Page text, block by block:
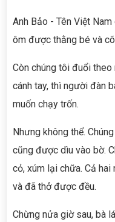
Anh Bảo - Tên Việt
ôm được thằng bé và
Còn chúng tôi đuổi
cánh tay, thì người đàn
muốn chạy trốn.
Nhưng không thể.
cũng được dìu vào bờ.
cỏ, xúm lại chữa. Cả
và đã thở được đều.
Chừng nửa giờ sau, bà